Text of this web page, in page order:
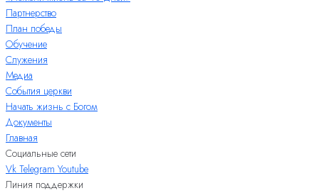
Партнерство
План победы
Обучение
Служения
Медиа
События церкви
Начать жизнь с Богом
Документы
Главная
Социальные сети
Vk Telegram Youtube
Линия поддержки